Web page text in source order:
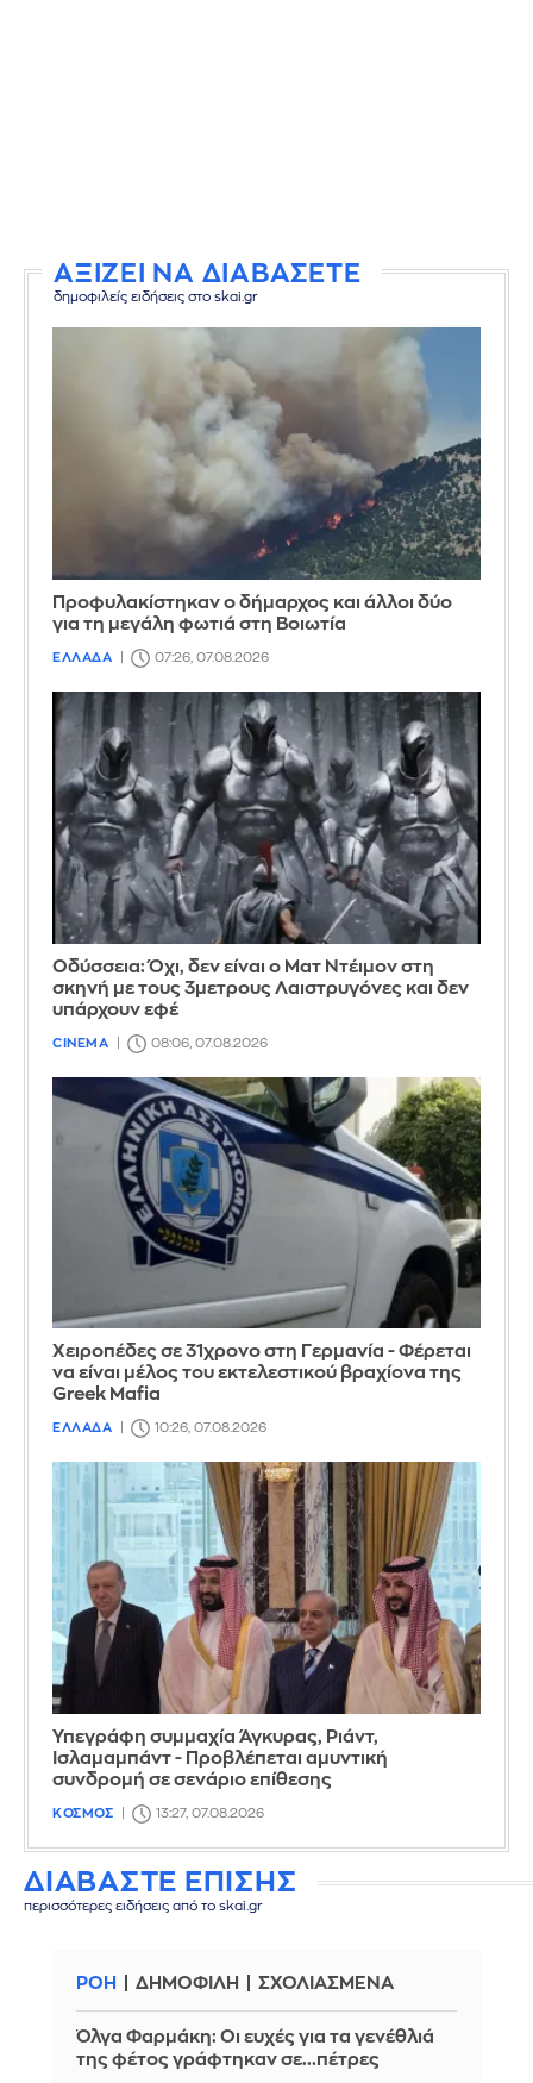
ΑΞΙΖΕΙ ΝΑ ΔΙΑΒΑΣΕΤΕ
δημοφιλείς ειδήσεις στο skai.gr
Προφυλακίστηκαν ο δήμαρχος και άλλοι δύο
για τη μεγάλη φωτιά στη Βοιωτία
ΕΛΛΑΔΑ 07:26, 07.08.2026
Οδύσσεια: Όχι, δεν είναι ο Ματ Ντέιμον στη
σκηνή με τους 3μετρους Λαιστρυγόνες και δεν
υπάρχουν εφέ
CINEMA 08:06, 07.08.2026
Χειροπέδες σε 31χρονο στη Γερμανία - Φέρεται
να είναι μέλος του εκτελεστικού βραχίονα της
Greek Mafia
ΕΛΛΑΔΑ 10:26, 07.08.2026
Υπεγράφη συμμαχία Άγκυρας, Ριάντ,
Ισλαμαμπάντ - Προβλέπεται αμυντική
συνδρομή σε σενάριο επίθεσης
ΚΟΣΜΟΣ 13:27, 07.08.2026
ΔΙΑΒΑΣΤΕ ΕΠΙΣΗΣ
περισσότερες ειδήσεις από το skai.gr
ΡΟΗ ΔΗΜΟΦΙΛΗ ΣΧΟΛΙΑΣΜΕΝΑ
Όλγα Φαρμάκη: Οι ευχές για τα γενέθλιά
της φέτος γράφτηκαν σε...πέτρες